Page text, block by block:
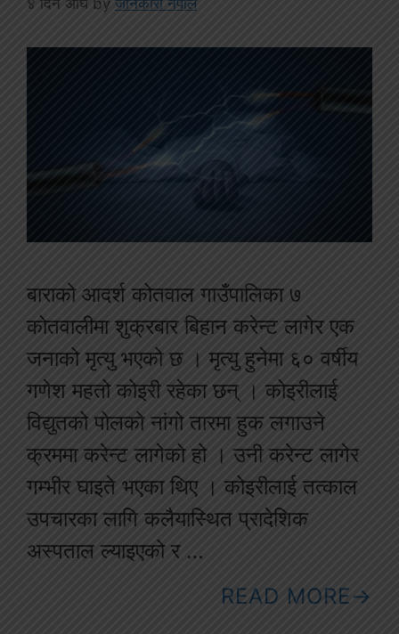
४ दिन अघि by जानकारी नेपाल
बाराको आदर्श कोतवाल गाउँपालिका ७
कोतवालीमा शुक्रबार बिहान करेन्ट लागेर एक
जनाको मृत्यु भएको छ । मृत्यु हुनेमा ६० वर्षीय
गणेश महतो कोइरी रहेका छन् । कोइरीलाई
विद्युतको पोलको नांगो तारमा हुक लगाउने
क्रममा करेन्ट लागेको हो । उनी करेन्ट लागेर
गम्भीर घाइते भएका थिए । कोइरीलाई तत्काल
उपचारका लागि कलैयास्थित प्रादेशिक
अस्पताल ल्याइएको र …
READ MORE